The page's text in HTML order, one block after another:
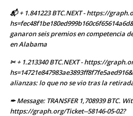
📬 + 1.841223 BTC.NEXT - https://
ganaron seis premios en competencia
en Alabama
✂ + 1.213340 BTC.NEXT - https://
alianzas: lo que no se vio tras la
✒ Message: TRANSFER 1,708939 BTC.
https://graph.org/Ticket--58146-05-02?